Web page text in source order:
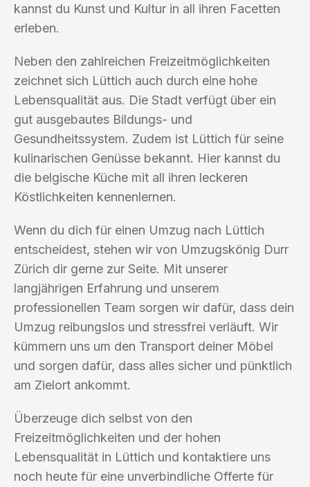
kannst du Kunst und Kultur in all ihren Facetten
erleben.
Neben den zahlreichen Freizeitmöglichkeiten
zeichnet sich Lüttich auch durch eine hohe
Lebensqualität aus. Die Stadt verfügt über ein
gut ausgebautes Bildungs- und
Gesundheitssystem. Zudem ist Lüttich für seine
kulinarischen Genüsse bekannt. Hier kannst du
die belgische Küche mit all ihren leckeren
Köstlichkeiten kennenlernen.
Wenn du dich für einen Umzug nach Lüttich
entscheidest, stehen wir von Umzugskönig Durr
Zürich dir gerne zur Seite. Mit unserer
langjährigen Erfahrung und unserem
professionellen Team sorgen wir dafür, dass dein
Umzug reibungslos und stressfrei verläuft. Wir
kümmern uns um den Transport deiner Möbel
und sorgen dafür, dass alles sicher und pünktlich
am Zielort ankommt.
Überzeuge dich selbst von den
Freizeitmöglichkeiten und der hohen
Lebensqualität in Lüttich und kontaktiere uns
noch heute für eine unverbindliche Offerte für